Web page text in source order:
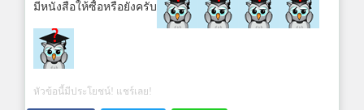
มีหนังสือให้ซื้อหรือยังครับ
หัวข้อนี้มีประโยชน์! แชร์เลย!